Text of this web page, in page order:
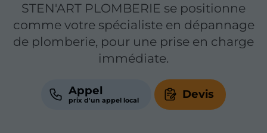
STEN'ART PLOMBERIE se positionne
comme votre spécialiste en dépannage
de plomberie, pour une prise en charge
immédiate.
Appel Devis